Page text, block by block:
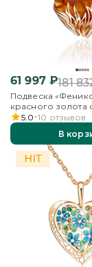
61 997₽181
Подвеска
красного золота
5.0 10 отзывов
В